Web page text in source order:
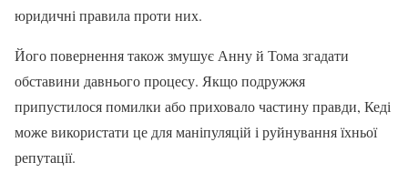
юридичні правила проти них.
Його повернення також змушує Анну й Тома згадати
обставини давнього процесу. Якщо подружжя
припустилося помилки або приховало частину правди, Кеді
може використати це для маніпуляцій і руйнування їхньої
репутації.